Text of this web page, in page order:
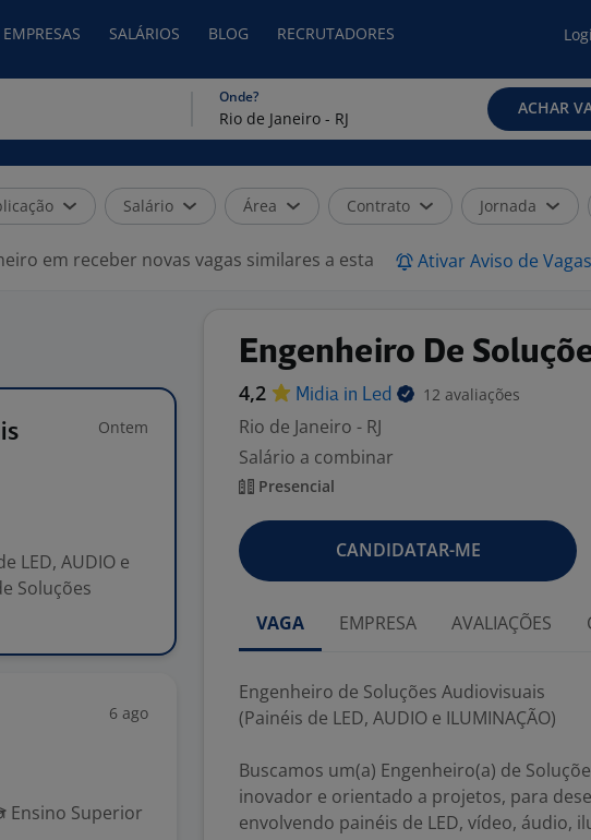
SALÁRIOS BLOG RECRUTADORES
Onde?
ACHAR
Salário Área Contrato Jornada
em receber novas vagas similares a esta Ativar Aviso de Vagas
Ontem
LED, AUDIO e
Soluções
6 ago
Ensino Superior
Engenheiro De
4,2 Midia in Led 12 avaliações
Rio de Janeiro - RJ
Salário a combinar
Presencial
CANDIDATAR-ME
VAGA EMPRESA AVALIAÇÕES
Engenheiro de Soluções Audiovisuais
(Painéis de LED, AUDIO e ILUMINAÇÃO)
Buscamos um(a) Engenheiro(a) de
inovador e orientado a projetos, para
envolvendo painéis de LED, vídeo, áudio,